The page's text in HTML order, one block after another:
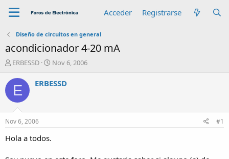
Acceder Registrarse
Diseño de circuitos en general
acondicionador 4-20 mA
A
t
o
r
ERBESSD
F
c
Nov 6, 2006
E ERBESSD
Nov 6, 2006 #1
Hola a todos.